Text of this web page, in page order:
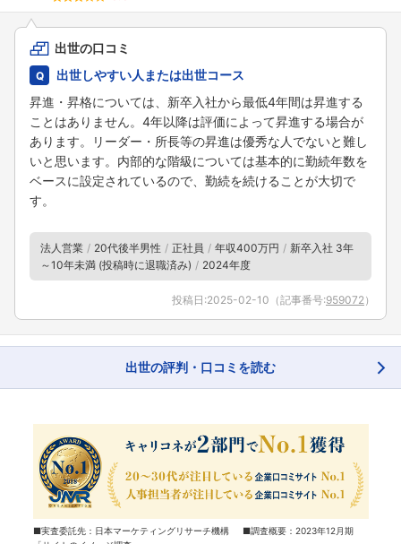
出世の口コミ
出世しやすい人または出世コース
昇進・昇格については、新卒入社から最低4年間は昇進する
ことはありません。4年以降は評価によって昇進する場合が
あります。リーダー・所長等の昇進は優秀な人でないと難し
いと思います。内部的な階級については基本的に勤続年数を
ベースに設定されているので、勤続を続けることが大切で
す。
法人営業 20代後半男性 正社員 年収400万円
新卒入社 3年
～10年未満 (投稿時に退職済み)
2024年度
投稿日:2025-02-10 （記事番号:959072）
出世の評判・口コミを読む
■実査委託先：日本マーケティングリサーチ機構 ■調査概要：2023年12月期